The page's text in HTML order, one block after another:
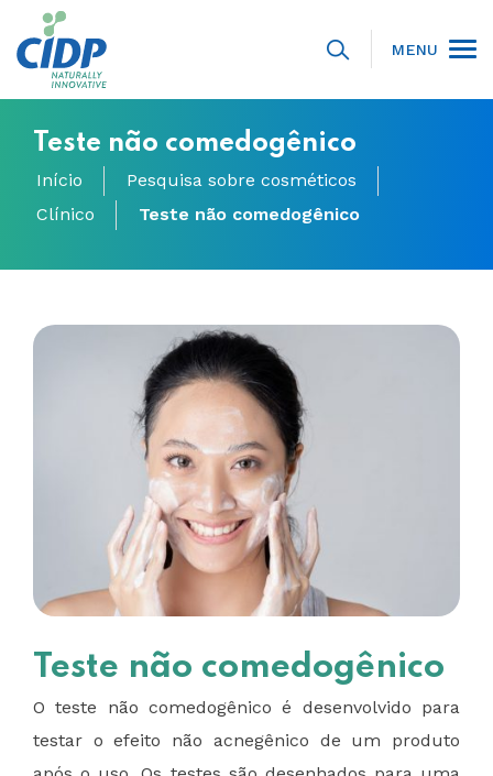
MENU
Teste não comedogênico
Início
Pesquisa sobre cosméticos
Clínico
Teste não comedogênico
Teste não comedogênico
O teste não comedogênico é desenvolvido para
testar o efeito não acnegênico de um produto